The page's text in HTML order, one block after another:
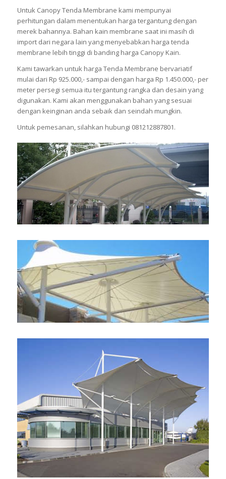
Untuk Canopy Tenda Membrane kami mempunyai
perhitungan dalam menentukan harga tergantung dengan
merek bahannya. Bahan kain membrane saat ini masih di
import dari negara lain yang menyebabkan harga tenda
membrane lebih tinggi di banding harga Canopy Kain.
Kami tawarkan untuk harga Tenda Membrane bervariatif
mulai dari Rp 925.000,- sampai dengan harga Rp 1.450.000,- per
meter persegi semua itu tergantung rangka dan desain yang
digunakan. Kami akan menggunakan bahan yang sesuai
dengan keinginan anda sebaik dan seindah mungkin.
Untuk pemesanan, silahkan hubungi 081212887801.